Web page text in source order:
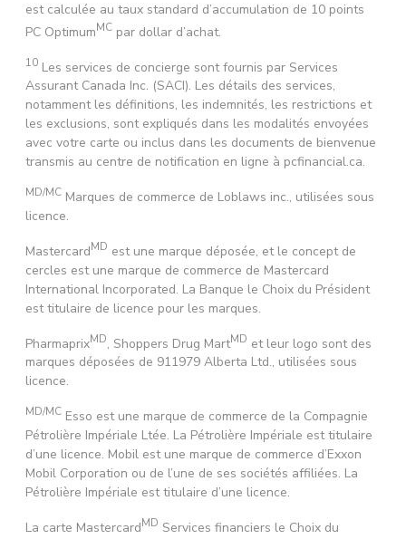
est calculée au taux standard d’accumulation de 10 points
PC OptimumMC par dollar d’achat.
10 Les services de concierge sont fournis par Services
Assurant Canada Inc. (SACI). Les détails des services,
notamment les définitions, les indemnités, les restrictions et
les exclusions, sont expliqués dans les modalités envoyées
avec votre carte ou inclus dans les documents de bienvenue
transmis au centre de notification en ligne à pcfinancial.ca.
MD/MC Marques de commerce de Loblaws inc., utilisées sous
licence.
MastercardMD est une marque déposée, et le concept de
cercles est une marque de commerce de Mastercard
International Incorporated. La Banque le Choix du Président
est titulaire de licence pour les marques.
PharmaprixMD, Shoppers Drug MartMD et leur logo sont des
marques déposées de 911979 Alberta Ltd., utilisées sous
licence.
MD/MC Esso est une marque de commerce de la Compagnie
Pétrolière Impériale Ltée. La Pétrolière Impériale est titulaire
d’une licence. Mobil est une marque de commerce d’Exxon
Mobil Corporation ou de l’une de ses sociétés affiliées. La
Pétrolière Impériale est titulaire d’une licence.
La carte MastercardMD Services financiers le Choix du